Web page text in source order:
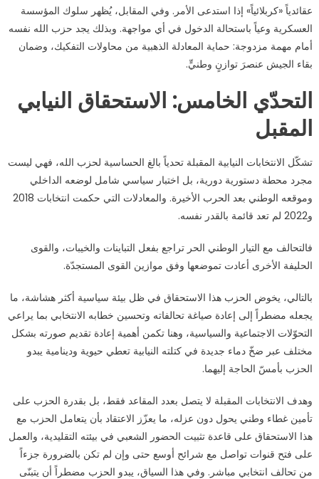
عقائدياً «كربلائياً» إذا استدعى الأمر. وفي المقابل، يُظهر سلوك المؤسسة
العسكرية وعياً باستحالة الدخول في أي مواجهة. وبذلك يجد حزب الله نفسه
أمام مهمة مزدوجة: حماية المعادلة الذهبية من محاولات التفكيك، وضمان
بقاء الجيش عنصرَ توازنٍ وطنيٍّ.
التحدّي الخامس: الاستحقاق النيابي
المقبل
تشكّل الانتخابات النيابية المقبلة تحدياً بالغ الحساسية لحزب الله، فهي ليست
مجرد محطة دستورية دورية، بل اختبار سياسي شامل لوضعه الداخلي
وموقعه الوطني بعد الحرب الأخيرة. والمعادلات التي حكمت انتخابات 2018
و2022 لم تعد قائمة بالقدر نفسه.
فالتحالف مع التيار الوطني الحر تراجع بفعل التباينات والخيبات، والقوى
الحليفة الأخرى أعادت تموضعها وفق موازين القوى المستجدّة.
بالتالي، يخوض الحزب هذا الاستحقاق في ظل بيئة سياسية أكثر هشاشة، ما
يجعله مضطراً إلى إعادة صياغة تحالفاته وتحسين خطابه الانتخابي بما يراعي
التحوّلات الاجتماعية والسياسية، وهنا تكمن أهمية إعادة تقديم صورته بشكل
مختلف عبر ضخّ دماء جديدة في كتلته النيابية تعطي حيوية ودينامية يبدو
الحزب بأمسّ الحاجة إليهما.
وهدف الانتخابات المقبلة لا يتصل بعدد المقاعد فقط، بل بقدرة الحزب على
تأمين غطاء وطني يحول دون عزله، ما يعزّز الاعتقاد بأن يتعامل الحزب مع
هذا الاستحقاق على قاعدة تثبيت الحضور الشعبي في بيئته التقليدية، والعمل
على فتح قنوات تواصل مع شرائح أوسع حتى وإن لم تكن بالضرورة جزءاً
من تحالف انتخابي مباشر. وفي هذا السياق، يبدو الحزب مضطراً أن يتبنّى